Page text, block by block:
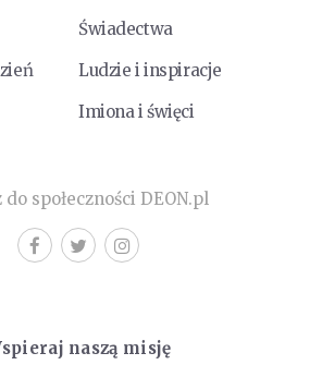
Świadectwa
Ludzie i inspiracje
Imiona i święci
do społeczności DEON.pl
naszą misję